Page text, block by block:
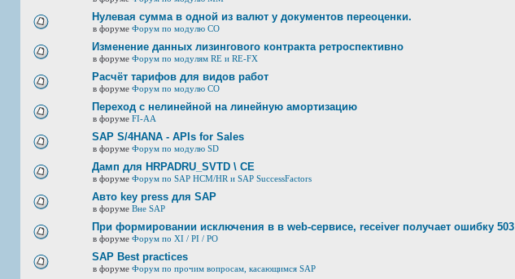
Нулевая сумма в одной из валют у документов переоценки.
в форуме Форум по модулю СО
Изменение данных лизингового контракта ретроспективно
в форуме Форум по модулям RE и RE-FX
Расчёт тарифов для видов работ
в форуме Форум по модулю СО
Переход с нелинейной на линейную амортизацию
в форуме FI-AA
SAP S/4HANA - APIs for Sales
в форуме Форум по модулю SD
Дамп для HRPADRU_SVTD \ CE
в форуме Форум по SAP HCM/HR и SAP SuccessFactors
Авто key press для SAP
в форуме Вне SAP
При формировании исключения в в web-сервисе, receiver получает ошибку 503
в форуме Форум по XI / PI / РО
SAP Best practices
в форуме Форум по прочим вопросам, касающимся SAP